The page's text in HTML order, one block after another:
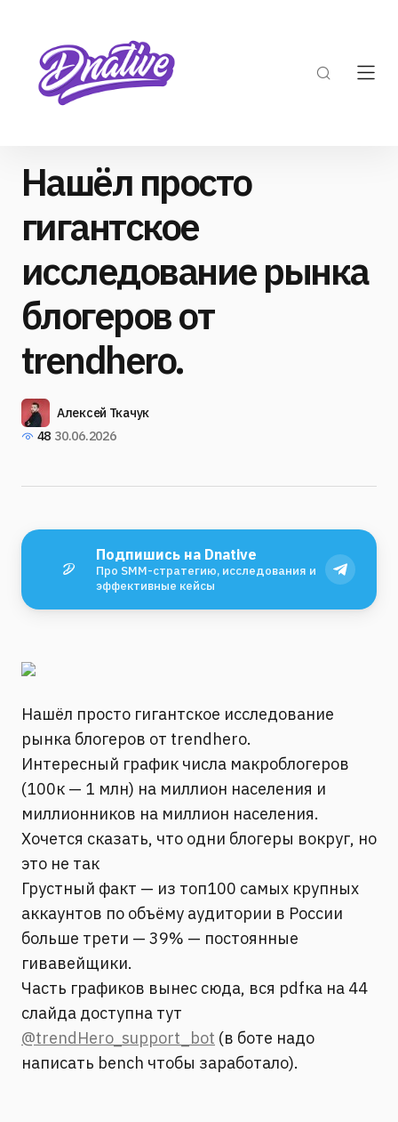
Нашёл просто
гигантское
исследование рынка
блогеров от
trendhero.
Алексей Ткачук
48 30.06.2026
Подпишись на Dnative
Про SMM-стратегию, исследования и
эффективные кейсы
Нашёл просто гигантское исследование
рынка блогеров от trendhero.
Интересный график числа макроблогеров
(100к — 1 млн) на миллион населения и
миллионников на миллион населения.
Хочется сказать, что одни блогеры вокруг, но
это не так
Грустный факт — из топ100 самых крупных
аккаунтов по объёму аудитории в России
больше трети — 39% — постоянные
гивавейщики.
Часть графиков вынес сюда, вся pdfка на 44
слайда доступна тут
@trendHero_support_bot (в боте надо
написать bench чтобы заработало).